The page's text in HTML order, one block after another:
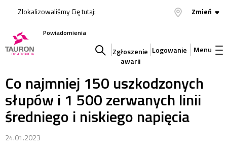
Zlokalizowaliśmy Cię tutaj: Zmień
Powiadomienia
w
Zgłoszenie
awarii
Logowanie Menu
Co najmniej 150 uszkodzonych
słupów i 1 500 zerwanych linii
średniego i niskiego napięcia
24.01.2023